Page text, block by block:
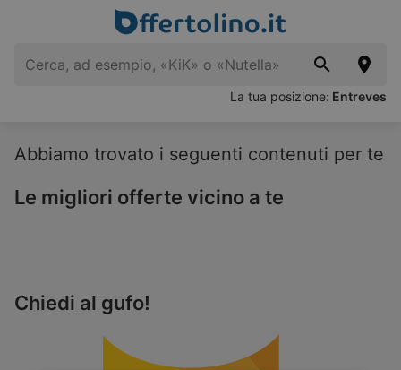
La tua posizione: Entreves
Abbiamo trovato i seguenti contenuti per te
Le migliori offerte vicino a te
Chiedi al gufo!